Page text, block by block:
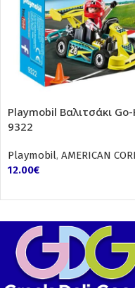
Playmobil Βαλιτσάκι
9322
Playmobil, AMERICAN
12.00€